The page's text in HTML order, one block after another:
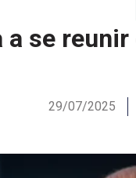
se
29/07/2025